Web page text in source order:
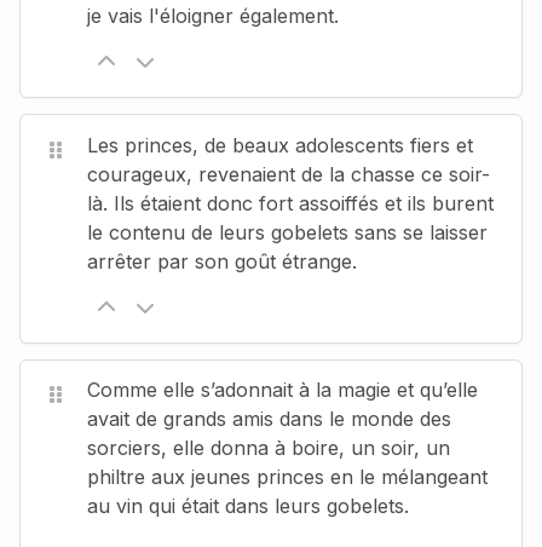
je vais l'éloigner également.
Les princes, de beaux adolescents fiers et
courageux, revenaient de la chasse ce soir-
là. Ils étaient donc fort assoiffés et ils burent
le contenu de leurs gobelets sans se laisser
arrêter par son goût étrange.
Comme elle s’adonnait à la magie et qu’elle
avait de grands amis dans le monde des
sorciers, elle donna à boire, un soir, un
philtre aux jeunes princes en le mélangeant
au vin qui était dans leurs gobelets.